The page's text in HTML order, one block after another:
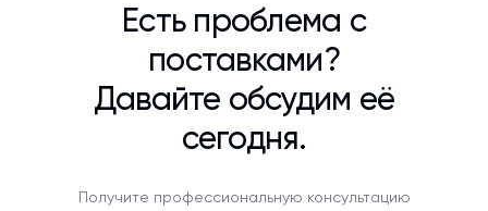
Есть проблема с
поставками?
Давайте обсудим её
сегодня.
Получите профессиональную консультацию